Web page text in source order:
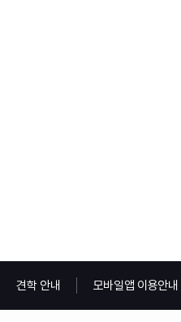
견학 안내 모바일앱 이용안내